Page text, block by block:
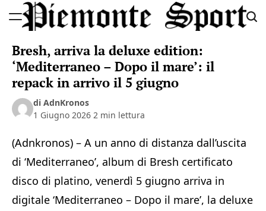
to
Sport
Bresh, arriva la deluxe edition:
‘Mediterraneo – Dopo il mare’: il
repack in arrivo il 5 giugno
di AdnKronos
1 Giugno 2026 2 min lettura
(Adnkronos) – A un anno di distanza dall’uscita
di ‘Mediterraneo’, album di Bresh certificato
disco di platino, venerdì 5 giugno arriva in
digitale ‘Mediterraneo – Dopo il mare’, la deluxe